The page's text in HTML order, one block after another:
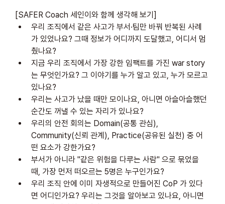
[SAFER Coach 세인이와 함께 생각해 보기]
우리 조직에서 같은 사고가 부서·팀만 바꿔 반복된 사례
가 있었나요? 그때 정보가 어디까지 도달했고, 어디서 멈
췄나요?
지금 우리 조직에서 가장 강한 임팩트를 가진 war story
는 무엇인가요? 그 이야기를 누가 알고 있고, 누가 모르고
있나요?
우리는 사고가 났을 때만 모이나요, 아니면 아슬아슬했던
순간도 꺼낼 수 있는 자리가 있나요?
우리의 안전 회의는 Domain(공통 관심),
Community(신뢰 관계), Practice(공유된 실천) 중 어
떤 요소가 강한가요?
부서가 아니라 "같은 위험을 다루는 사람" 으로 묶었을
때, 가장 먼저 떠오르는 5명은 누구인가요?
우리 조직 안에 이미 자생적으로 만들어진 CoP 가 있다
면 어디인가요? 우리는 그것을 알아보고 있나요, 아니면